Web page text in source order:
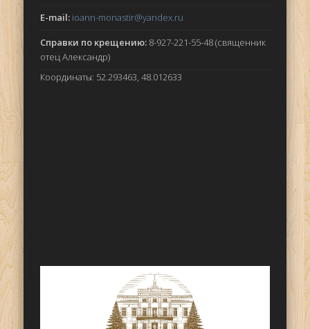
E-mail: ioann-monastir@yandex.ru
Справки по крещению: 8-927-221-55-48 (священник
отец Александр)
Координаты: 52.293463, 48.012633